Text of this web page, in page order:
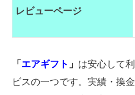
レビューページ
「 エアギフト 」 は安心して
ビスの一つです。実績・換